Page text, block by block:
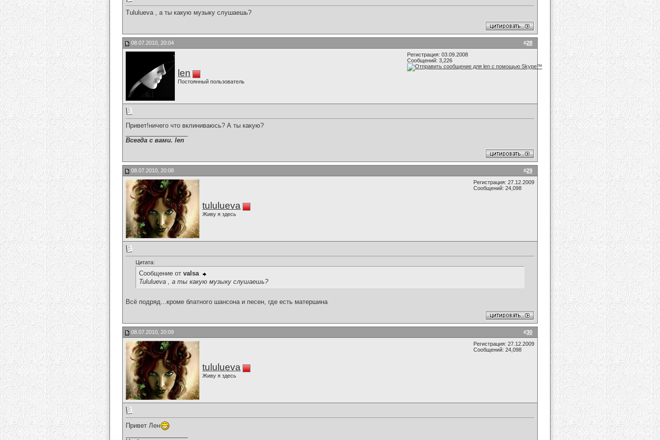
Tululueva , а ты какую музыку слушаешь?
#28
08.07.2010, 20:04
len
Постоянный пользователь
Регистрация: 03.09.2008
Сообщений: 3,226
Привет!ничего что вклиниваюсь? А ты какую?
Всегда с вами. len
#29
08.07.2010, 20:08
tululueva
Живу я здесь
Регистрация: 27.12.2009
Сообщений: 24,098
Цитата:
Сообщение от valsa
Tululueva , а ты какую музыку слушаешь?
Всё подряд...кроме блатного шансона и песен, где есть матершина
#30
08.07.2010, 20:09
tululueva
Живу я здесь
Регистрация: 27.12.2009
Сообщений: 24,098
Привет Лен